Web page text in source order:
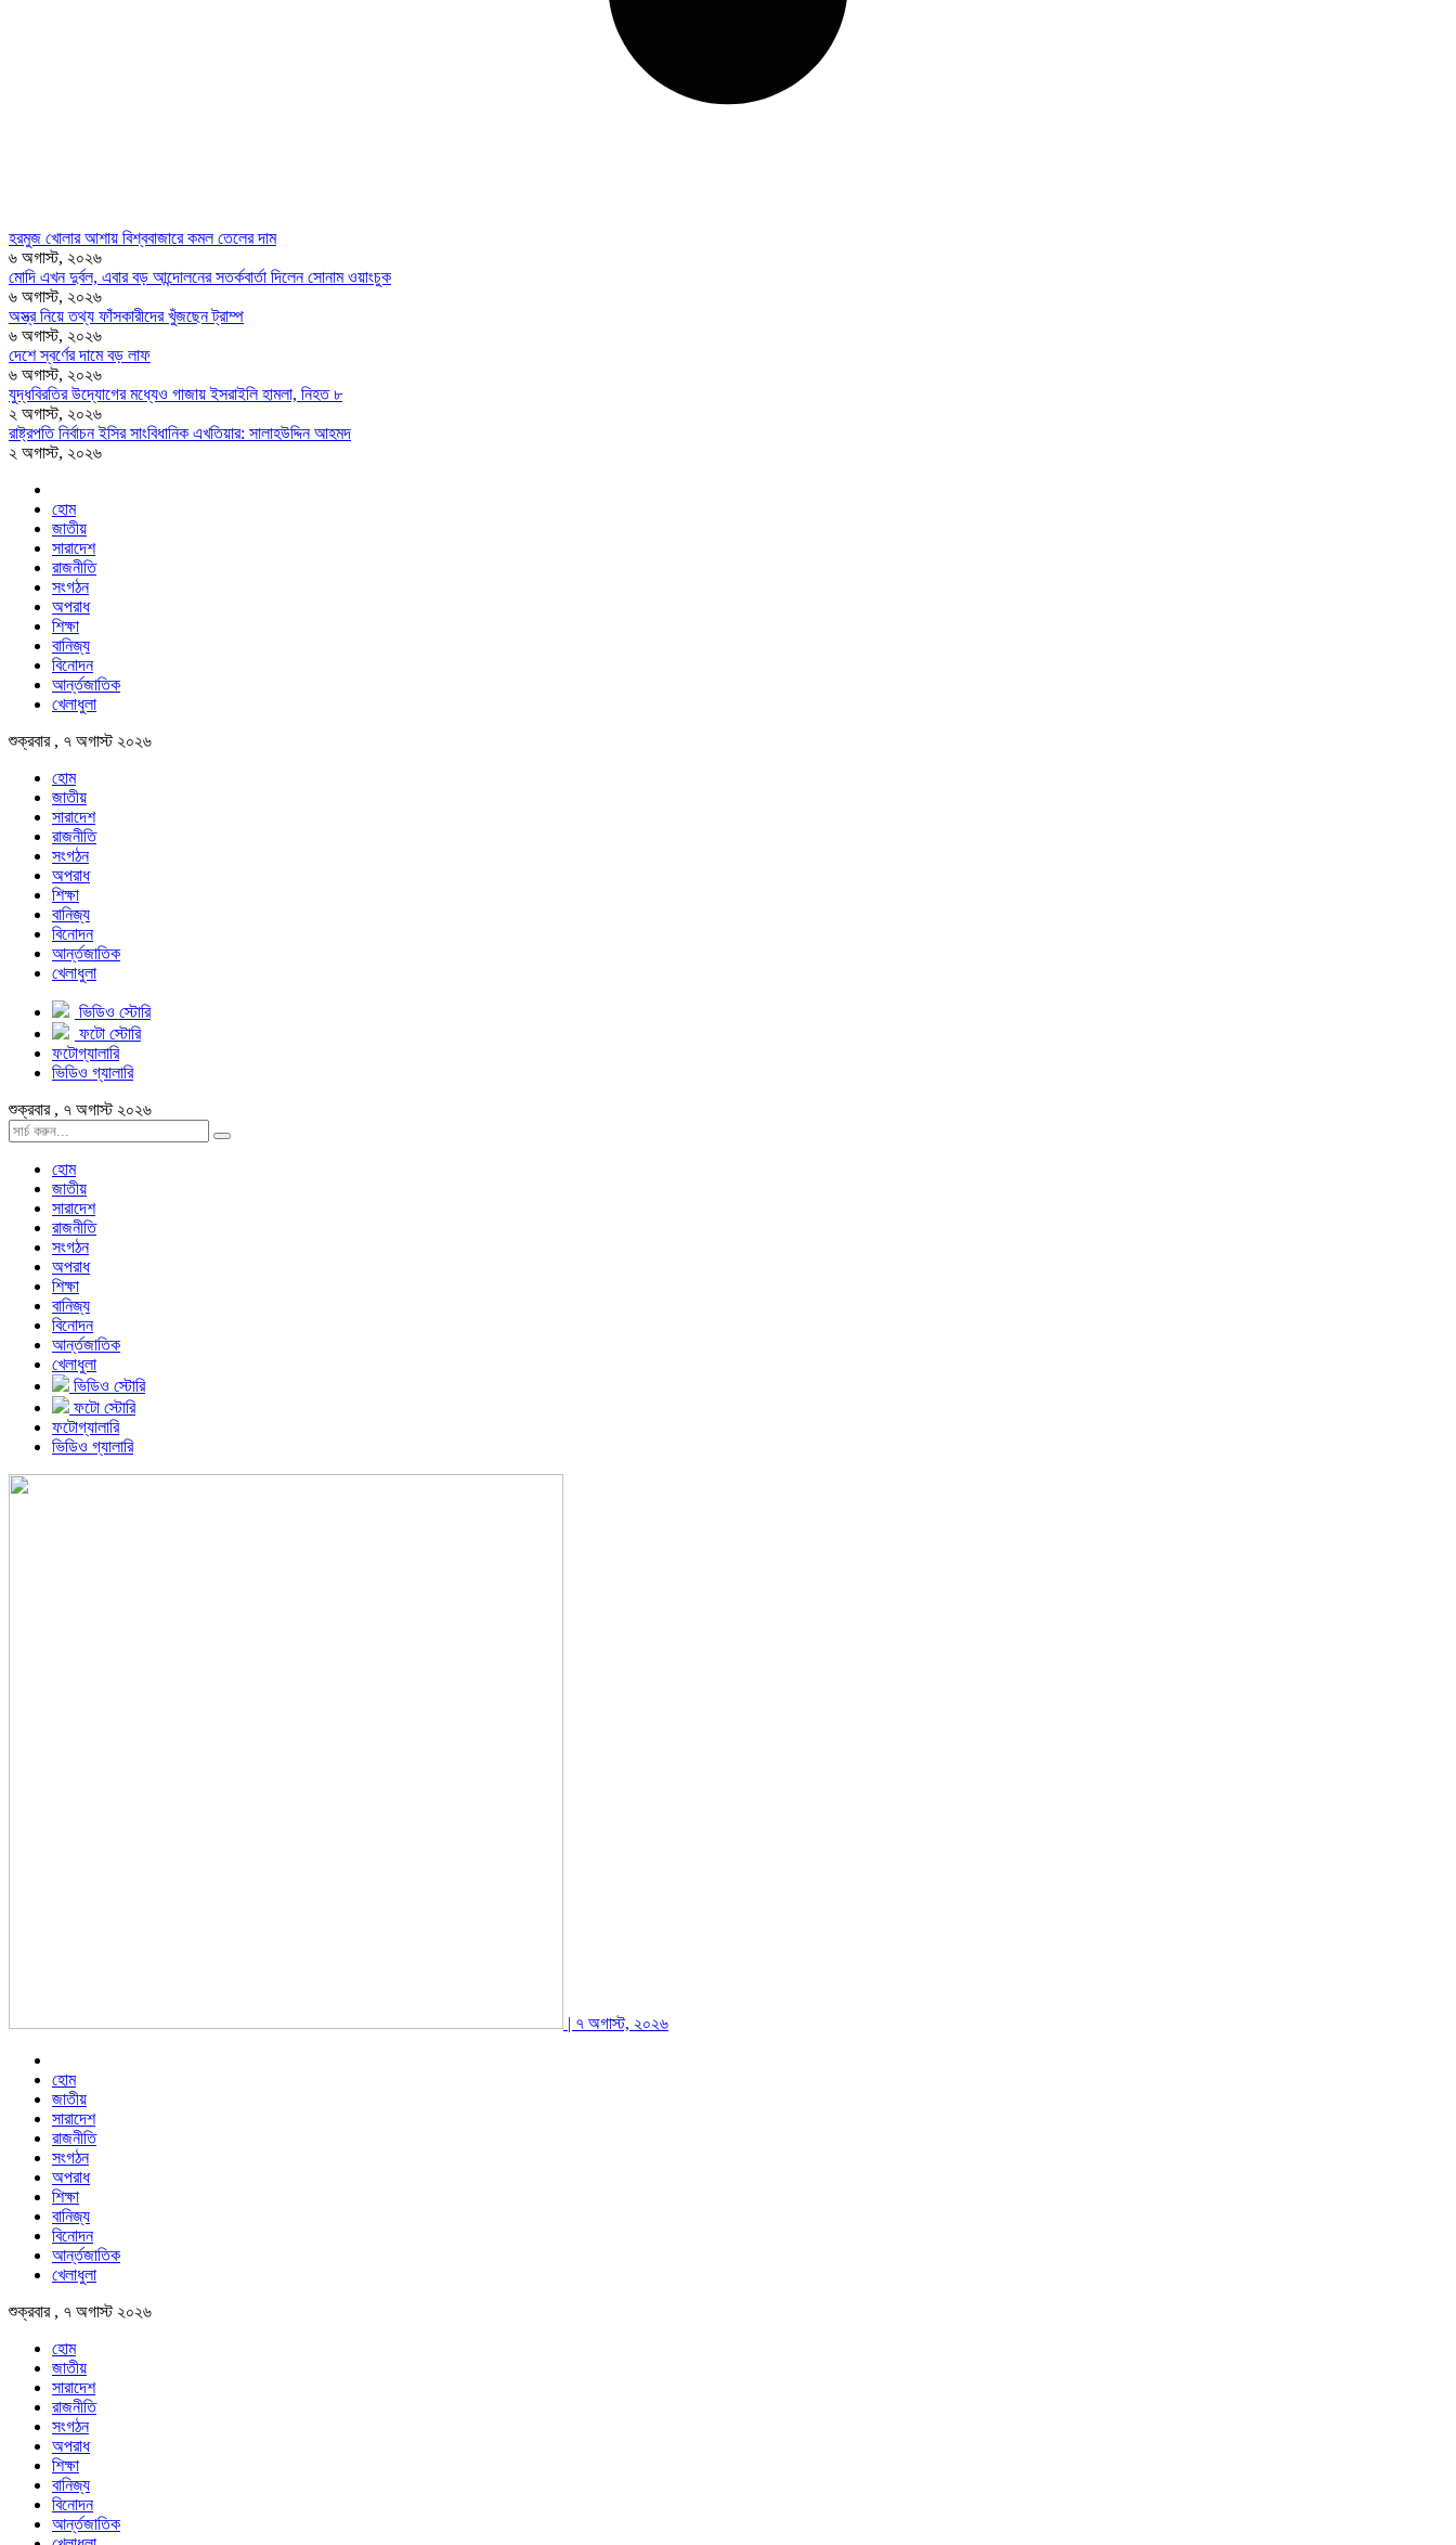
হরমুজ খোলার আশায় বিশ্ববাজারে কমল তেলের দাম
৬ অগাস্ট, ২০২৬
মোদি এখন দুর্বল, এবার বড় আন্দোলনের সতর্কবার্তা দিলেন সোনাম ওয়াংচুক
৬ অগাস্ট, ২০২৬
অস্ত্র নিয়ে তথ্য ফাঁসকারীদের খুঁজছেন ট্রাম্প
৬ অগাস্ট, ২০২৬
দেশে স্বর্ণের দামে বড় লাফ
৬ অগাস্ট, ২০২৬
যুদ্ধবিরতির উদ্যোগের মধ্যেও গাজায় ইসরাইলি হামলা, নিহত ৮
২ অগাস্ট, ২০২৬
রাষ্ট্রপতি নির্বাচন ইসির সাংবিধানিক এখতিয়ার: সালাহউদ্দিন আহমদ
২ অগাস্ট, ২০২৬
হোম
জাতীয়
সারাদেশ
রাজনীতি
সংগঠন
অপরাধ
শিক্ষা
বানিজ্য
বিনোদন
আর্ন্তজাতিক
খেলাধুলা
শুক্রবার , ৭ অগাস্ট ২০২৬
হোম
জাতীয়
সারাদেশ
রাজনীতি
সংগঠন
অপরাধ
শিক্ষা
বানিজ্য
বিনোদন
আর্ন্তজাতিক
খেলাধুলা
ভিডিও স্টোরি
ফটো স্টোরি
ফটোগ্যালারি
ভিডিও গ্যালারি
শুক্রবার , ৭ অগাস্ট ২০২৬
হোম
জাতীয়
সারাদেশ
রাজনীতি
সংগঠন
অপরাধ
শিক্ষা
বানিজ্য
বিনোদন
আর্ন্তজাতিক
খেলাধুলা
ভিডিও স্টোরি
ফটো স্টোরি
ফটোগ্যালারি
ভিডিও গ্যালারি
| ৭ অগাস্ট, ২০২৬
হোম
জাতীয়
সারাদেশ
রাজনীতি
সংগঠন
অপরাধ
শিক্ষা
বানিজ্য
বিনোদন
আর্ন্তজাতিক
খেলাধুলা
শুক্রবার , ৭ অগাস্ট ২০২৬
হোম
জাতীয়
সারাদেশ
রাজনীতি
সংগঠন
অপরাধ
শিক্ষা
বানিজ্য
বিনোদন
আর্ন্তজাতিক